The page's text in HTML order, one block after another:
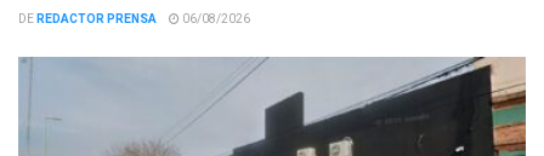
DEREDACTOR PRENSA 06/08/2026